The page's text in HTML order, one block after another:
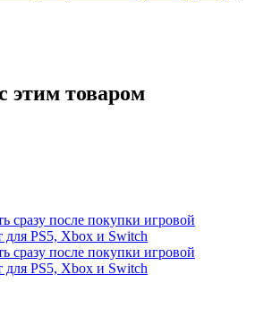
этим товаром
сразу после покупки игровой
для PS5, Xbox и Switch
сразу после покупки игровой
для PS5, Xbox и Switch